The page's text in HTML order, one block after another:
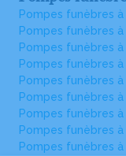
Pompes funèbres à
Pompes funèbres à
Pompes funèbres à
Pompes funèbres
Pompes funèbres à
Pompes funèbres
Pompes funèbres à
Pompes funèbres
Pompes funèbres